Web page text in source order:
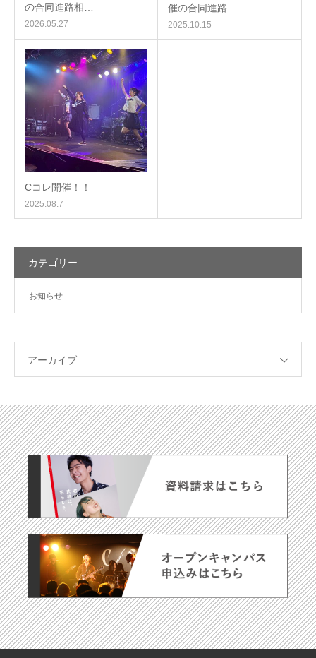
の合同進路相…
2026.05.27
催の合同進路…
2025.10.15
Cコレ開催！！
2025.08.7
カテゴリー
お知らせ
アーカイブ